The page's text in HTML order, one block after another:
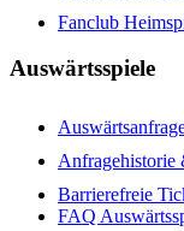
Fanclub
Auswärtsspiele
Anfragehistorie
Barrierefreie
FAQ